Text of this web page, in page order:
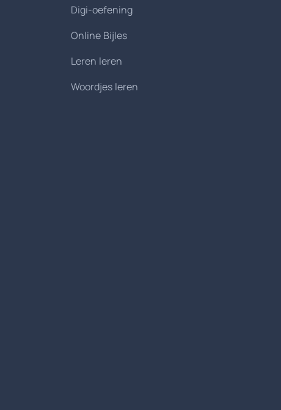
Digi-oefening
Online Bijles
Leren leren
Woordjes leren